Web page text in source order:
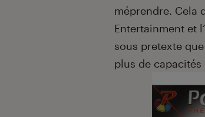
méprendre. Cela
Entertainment et
sous pretexte
plus de